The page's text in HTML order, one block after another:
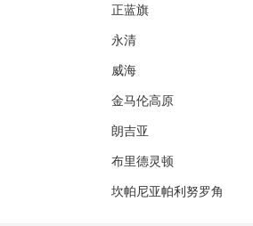
正蓝旗
永清
威海
金马伦高原
朗吉亚
布里德灵顿
坎帕尼亚帕利努罗角